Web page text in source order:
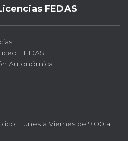
FEDAS
FEDAS
Autonómica
Lunes a Viernes de 9.00 a